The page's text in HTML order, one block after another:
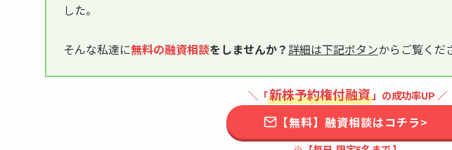
した。
そんな私達に無料の融資相談をしませんか？ 詳細は下記ボタンからご覧くだ
＼「新株予約権付融資」の成功率UP ／
【無料】融資相談はコチラ>